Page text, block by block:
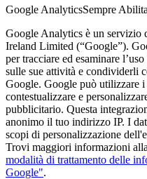
Google AnalyticsSempre
Google Analytics è un servizio
Ireland Limited (“Google”).
per tracciare ed esaminare
sulle sue attività e condividerli
Google. Google può utilizzare
contestualizzare e
pubblicitario. Questa
anonimo il tuo indirizzo IP. I
scopi di personalizzazione
Trovi maggiori informazioni
modalità di trattamento delle
Google".